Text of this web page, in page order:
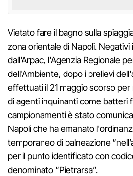
Vietato fare il bagno sulla
zona orientale di Napoli.
dall'Arpac, l'Agenzia Regionale
dell'Ambiente, dopo i prelievi
effettuati il 21 maggio scorso per
di agenti inquinanti come batteri
campionamenti è stato
Napoli che ha emanato
temporaneo di balneazione
per il punto identificato con
denominato “Pietrarsa”.